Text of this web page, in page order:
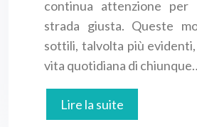
continua attenzione
strada giusta. Queste
sottili, talvolta più
vita quotidiana di
Lire la suite